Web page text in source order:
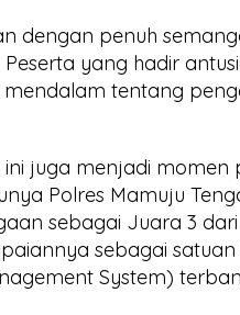
dengan penuh
Peserta yang hadir
tentang
ini juga menjadi
Polres Mamuju
sebagai Juara 3
sebagai
System)